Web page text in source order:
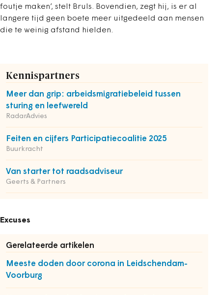
foutje maken’, stelt Bruls. Bovendien, zegt hij, is er al
langere tijd geen boete meer uitgedeeld aan mensen
die te weinig afstand hielden.
Kennispartners
Meer dan grip: arbeidsmigratiebeleid tussen
sturing en leefwereld
RadarAdvies
Feiten en cijfers Participatiecoalitie 2025
Buurkracht
Van starter tot raadsadviseur
Geerts & Partners
Excuses
Gerelateerde artikelen
Meeste doden door corona in Leidschendam-
Voorburg